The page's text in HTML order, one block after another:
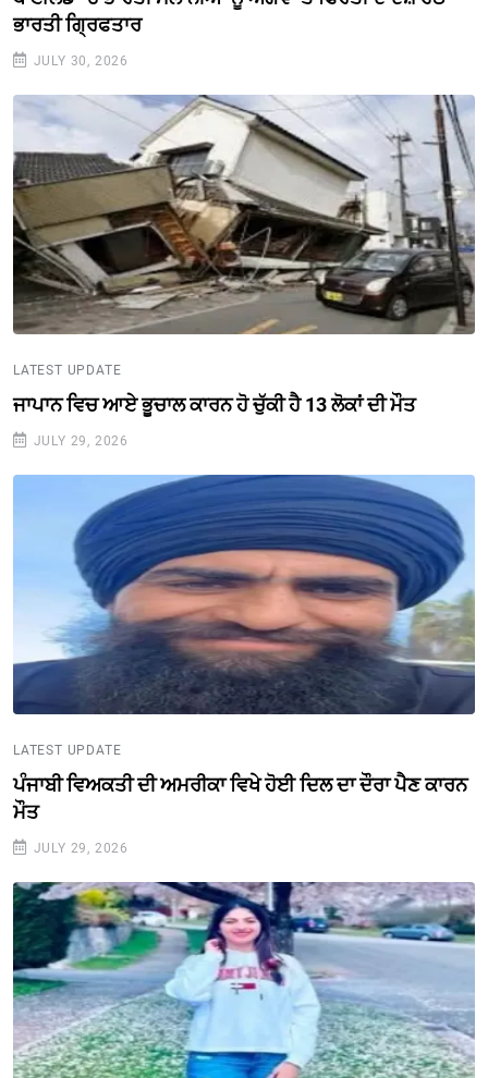
ਭਾਰਤੀ ਗ੍ਰਿਫਤਾਰ
JULY 30, 2026
LATEST UPDATE
ਜਾਪਾਨ ਵਿਚ ਆਏ ਭੂਚਾਲ ਕਾਰਨ ਹੋ ਚੁੱਕੀ ਹੈ 13 ਲੋਕਾਂ ਦੀ ਮੌਤ
JULY 29, 2026
LATEST UPDATE
ਪੰਜਾਬੀ ਵਿਅਕਤੀ ਦੀ ਅਮਰੀਕਾ ਵਿਖੇ ਹੋਈ ਦਿਲ ਦਾ ਦੌਰਾ ਪੈਣ ਕਾਰਨ
ਮੌਤ
JULY 29, 2026